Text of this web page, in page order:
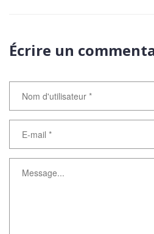
Écrire un